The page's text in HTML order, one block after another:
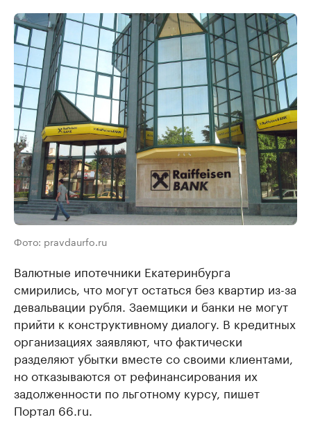
Фото: pravdaurfo.ru
Валютные ипотечники Екатеринбурга
смирились, что могут остаться без квартир из-за
девальвации рубля. Заемщики и банки не могут
прийти к конструктивному диалогу. В кредитных
организациях заявляют, что фактически
разделяют убытки вместе со своими клиентами,
но отказываются от рефинансирования их
задолженности по льготному курсу, пишет
Портал 66.ru.